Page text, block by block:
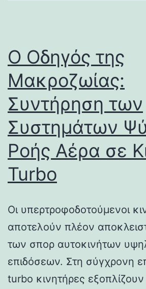
Ο Οδηγός της
Μακροζωίας:
Συντήρηση των
Συστημάτων
Ροής Αέρα σε
Turbo
Οι υπερτροφοδοτούμενοι
αποτελούν πλέον
των σπορ αυτοκινήτων
επιδόσεων. Στη σύγχρονη
turbo κινητήρες